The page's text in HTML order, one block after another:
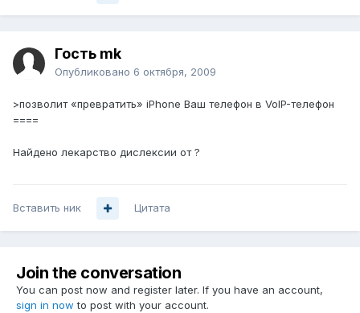
Гость mk
Опубликовано 6 октября, 2009
>позволит «превратить» iPhone Ваш телефон в VoIP-телефон
====
Найдено лекарство дислексии от ?
Вставить ник Цитата
Join the conversation
You can post now and register later. If you have an account,
sign in now to post with your account.